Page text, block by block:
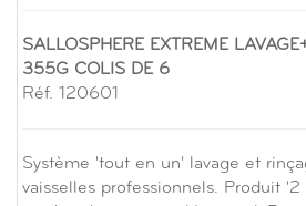
SALLOSPHERE EXTREME
355G COLIS DE 6
Réf. 120601
Système 'tout en un' lavage et
vaisselles professionnels. Produit